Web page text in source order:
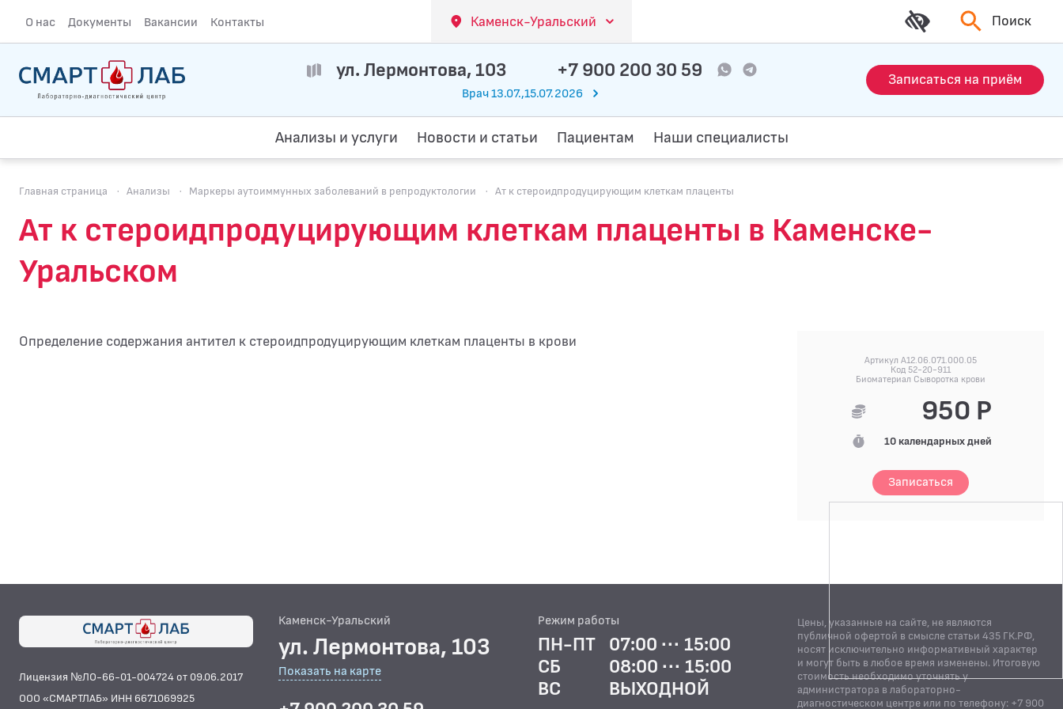
О нас Документы Вакансии Контакты Каменск-Уральский Поиск
ул. Лермонтова, 103 +7 900 200 30 59
Врач 13.07.,15.07.2026
Записаться на приём
Анализы и услуги Новости и статьи Пациентам Наши специалисты
Главная страница · Анализы · Маркеры аутоиммунных заболеваний в репродуктологии · Ат к стероидпродуцирующим клеткам плаценты
Ат к стероидпродуцирующим клеткам плаценты в Каменске-
Уральском
Определение содержания антител к стероидпродуцирующим клеткам плаценты в крови
Артикул A12.06.071.000.05
Код 52-20-911
Биоматериал Сыворотка крови
950 Р
10 календарных дней
Записаться
Лицензия №ЛО-66-01-004724 от 09.06.2017
ООО «СМАРТЛАБ» ИНН 6671069925
Каменск-Уральский
ул. Лермонтова, 103
Показать на карте
Режим работы
ПН-ПТ
07:00 ··· 15:00
СБ
08:00 ··· 15:00
ВС
ВЫХОДНОЙ
Цены, указанные на сайте, не являются
публичной офертой в смысле статьи 435 ГК.РФ,
носят исключительно информативный характер
и могут быть в любое время изменены. Итоговую
стоимость необходимо уточнять у
администратора в лабораторно-
диагностическом центре или по телефону: +7 900